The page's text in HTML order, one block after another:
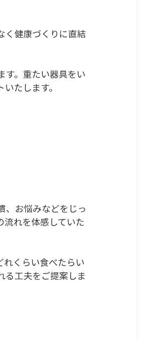
く健康づくりに直結
す。重たい器具をい
たします。
、お悩みなどをじっ
流れを体感していた
れくらい食べたらい
る工夫をご提案しま